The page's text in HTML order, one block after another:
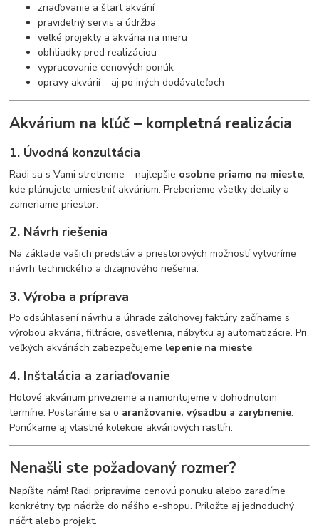
zriaďovanie a štart akvárií
pravidelný servis a údržba
veľké projekty a akvária na mieru
obhliadky pred realizáciou
vypracovanie cenových ponúk
opravy akvárií – aj po iných dodávateľoch
Akvárium na kľúč – kompletná realizácia
1. Úvodná konzultácia
Radi sa s Vami stretneme – najlepšie osobne priamo na mieste,
kde plánujete umiestniť akvárium. Preberieme všetky detaily a
zameriame priestor.
2. Návrh riešenia
Na základe vašich predstáv a priestorových možností vytvoríme
návrh technického a dizajnového riešenia.
3. Výroba a príprava
Po odsúhlasení návrhu a úhrade zálohovej faktúry začíname s
výrobou akvária, filtrácie, osvetlenia, nábytku aj automatizácie. Pri
veľkých akváriách zabezpečujeme lepenie na mieste.
4. Inštalácia a zariaďovanie
Hotové akvárium privezieme a namontujeme v dohodnutom
termíne. Postaráme sa o aranžovanie, výsadbu a zarybnenie.
Ponúkame aj vlastné kolekcie akváriových rastlín.
Nenašli ste požadovaný rozmer?
Napíšte nám! Radi pripravíme cenovú ponuku alebo zaradíme
konkrétny typ nádrže do nášho e-shopu. Priložte aj jednoduchý
náčrt alebo projekt.